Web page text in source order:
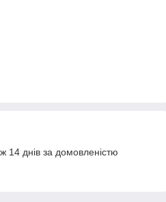
14 днів за домовленістю